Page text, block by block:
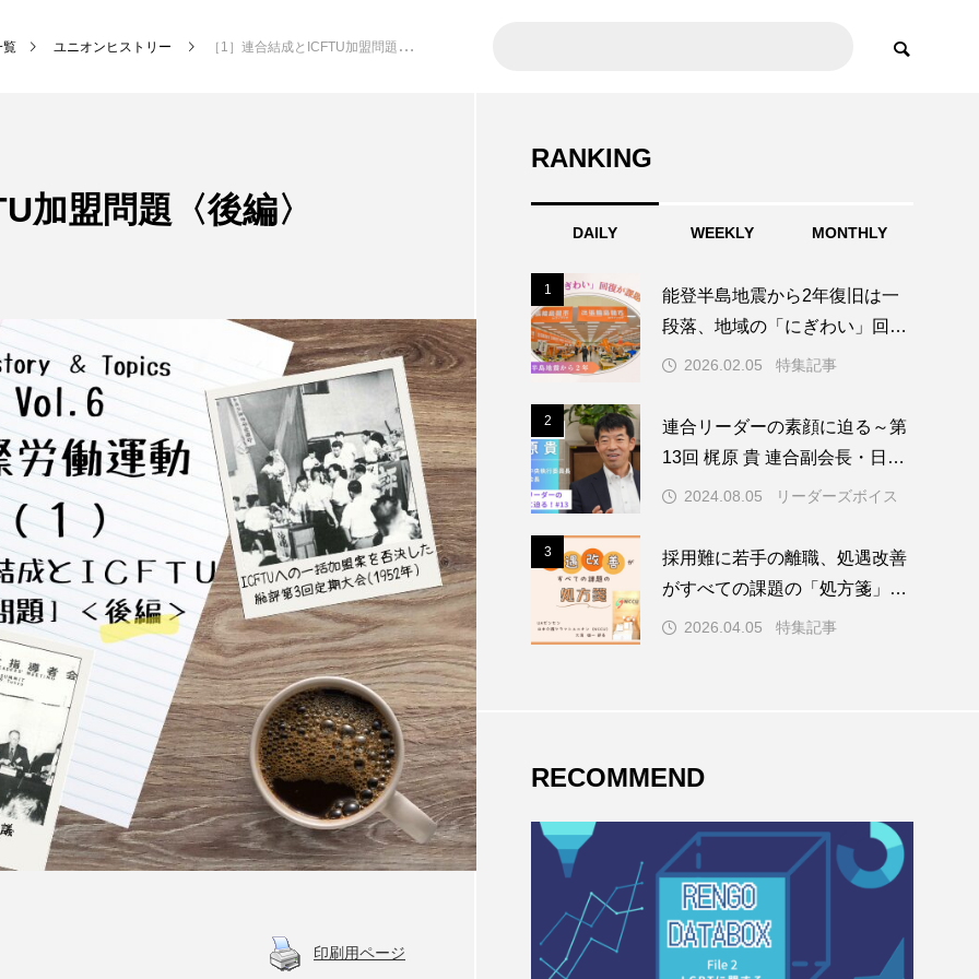
覧 ユニオンヒストリー ［1］連合結成とICFTU加盟問題〈後編〉
加盟問題〈後編〉
印刷用ページ
RANKING
DAILY WEEKLY MONTHLY
1
能登半島地震から2年復旧は一
段落、地域の「にぎわい」回復
が課題に
2026.02.05 特集記事
2
連合リーダーの素顔に迫る～第
13回 梶原 貴 連合副会長・日教
組中央執行委員長～
2024.08.05 リーダーズボイス
3
採用難に若手の離職、処遇改善
がすべての課題の「処方箋」～
介護業界、公定価格が賃上げの
2026.04.05 特集記事
RECOMMEND